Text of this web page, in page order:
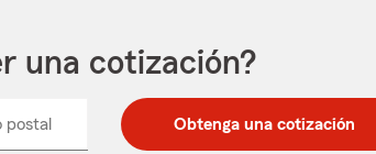
una cotización?
postal Obtenga una cotización